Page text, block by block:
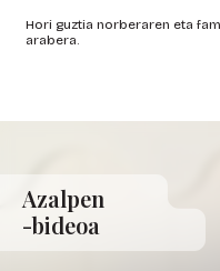
Hori guztia norberaren eta
arabera.
Azalpen
-bideoa